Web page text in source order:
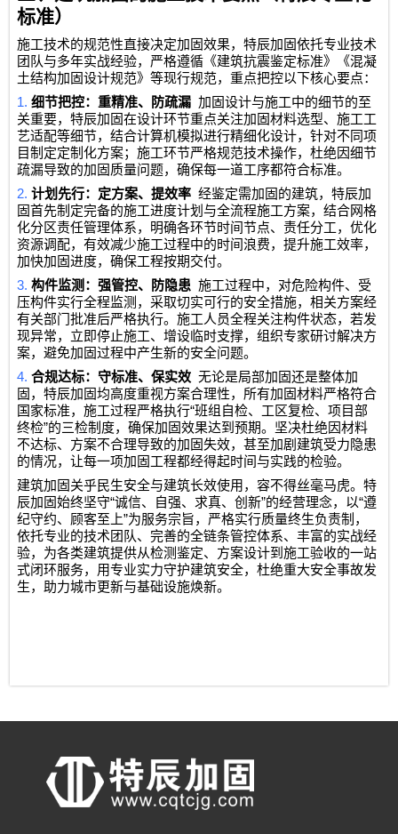
标准）
施工技术的规范性直接决定加固效果，特辰加固依托专业技术
团队与多年实战经验，严格遵循《建筑抗震鉴定标准》《混凝
土结构加固设计规范》等现行规范，重点把控以下核心要点：
1.细节把控：重精准、防疏漏 加固设计与施工中的细节的至
关重要，特辰加固在设计环节重点关注加固材料选型、施工工
艺适配等细节，结合计算机模拟进行精细化设计，针对不同项
目制定定制化方案；施工环节严格规范技术操作，杜绝因细节
疏漏导致的加固质量问题，确保每一道工序都符合标准。
2.计划先行：定方案、提效率 经鉴定需加固的建筑，特辰加
固首先制定完备的施工进度计划与全流程施工方案，结合网格
化分区责任管理体系，明确各环节时间节点、责任分工，优化
资源调配，有效减少施工过程中的时间浪费，提升施工效率，
加快加固进度，确保工程按期交付。
3.构件监测：强管控、防隐患 施工过程中，对危险构件、受
压构件实行全程监测，采取切实可行的安全措施，相关方案经
有关部门批准后严格执行。施工人员全程关注构件状态，若发
现异常，立即停止施工、增设临时支撑，组织专家研讨解决方
案，避免加固过程中产生新的安全问题。
4.合规达标：守标准、保实效 无论是局部加固还是整体加
固，特辰加固均高度重视方案合理性，所有加固材料严格符合
国家标准，施工过程严格执行“班组自检、工区复检、项目部
终检”的三检制度，确保加固效果达到预期。坚决杜绝因材料
不达标、方案不合理导致的加固失效，甚至加剧建筑受力隐患
的情况，让每一项加固工程都经得起时间与实践的检验。
建筑加固关乎民生安全与建筑长效使用，容不得丝毫马虎。特
辰加固始终坚守“诚信、自强、求真、创新”的经营理念，以“遵
纪守约、顾客至上”为服务宗旨，严格实行质量终生负责制，
依托专业的技术团队、完善的全链条管控体系、丰富的实战经
验，为各类建筑提供从检测鉴定、方案设计到施工验收的一站
式闭环服务，用专业实力守护建筑安全，杜绝重大安全事故发
生，助力城市更新与基础设施焕新。